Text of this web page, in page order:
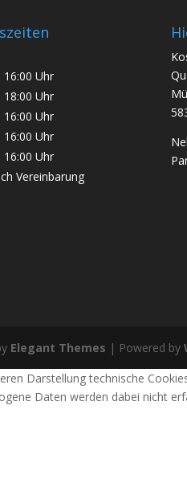
16:00 Uhr
18:00 Uhr
16:00 Uhr
16:00 Uhr
16:00 Uhr
Vereinbarung
Elegant Themes | Powered by
Darstellung technische
Daten werden dabei nicht